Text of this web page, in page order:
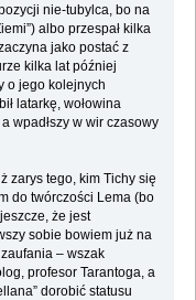
nie-tubylca, bo na
albo przespał kilka
jako postać z
kilka lat później
o jego kolejnych
latarkę, wołowina
wpadłszy w wir czasowy
zarys tego, kim Tichy się
do twórczości Lema (bo
że jest
sobie bowiem już na
– wszak
profesor Tarantoga, a
dorobić statusu